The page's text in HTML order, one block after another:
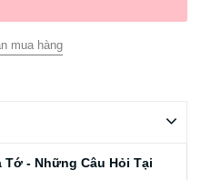
mua hàng
- Những Câu Hỏi Tại